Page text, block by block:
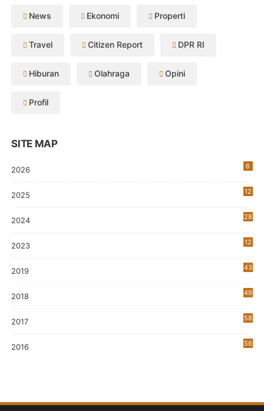
News Ekonomi Properti
Travel Citizen Report DPR RI
Hiburan Olahraga Opini
Profil
SITE MAP
2026 6
2025 12
2024 28
2023
12
2019
43
2018 49
2017 58
2016 56